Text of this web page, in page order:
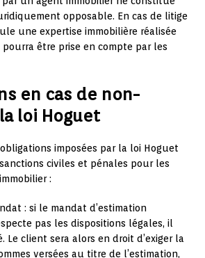
opposable. En cas de litige
une expertise immobilière réalisée
être prise en compte par les
en cas de non-
loi Hoguet
imposées par la loi Hoguet
civiles et pénales pour les
:
: si le mandat d’estimation
pas les dispositions légales, il
Le client sera alors en droit d’exiger la
versées au titre de l’estimation,